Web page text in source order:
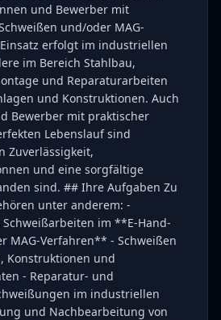
und Bewerber mit
und/oder MAG-
erfolgt im industriellen
im Bereich Stahlbau,
und Reparaturarbeiten
und Konstruktionen. Auch
Bewerber mit praktischer
Lebenslauf sind
Zuverlässigkeit,
und eine sorgfältige
sind. ## Ihre Aufgaben Zu
unter anderem: -
im **E-Hand-
MAG-Verfahren** - Schweißen
Konstruktionen und
- Reparatur- und
im industriellen
und Nachbearbeitung von